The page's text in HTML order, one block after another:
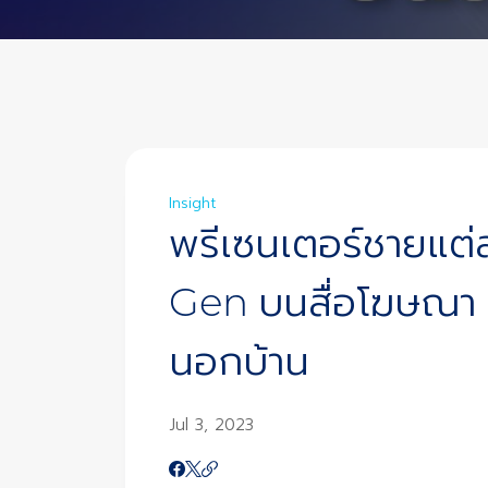
Insight
พรีเซนเตอร์ชายแต่
Gen บนสื่อโฆษณา
นอกบ้าน
Jul 3, 2023